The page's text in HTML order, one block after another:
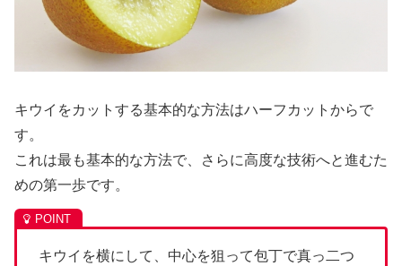
キウイをカットする基本的な方法はハーフカットからで
す。
これは最も基本的な方法で、さらに高度な技術へと進むた
めの第一歩です。
キウイを横にして、中心を狙って包丁で真っ二つ